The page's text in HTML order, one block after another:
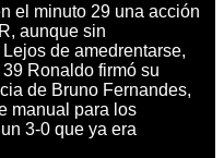
el minuto 29 una acción
aunque sin
de amedrentarse,
Ronaldo firmó su
de Bruno Fernandes,
manual para los
3-0 que ya era